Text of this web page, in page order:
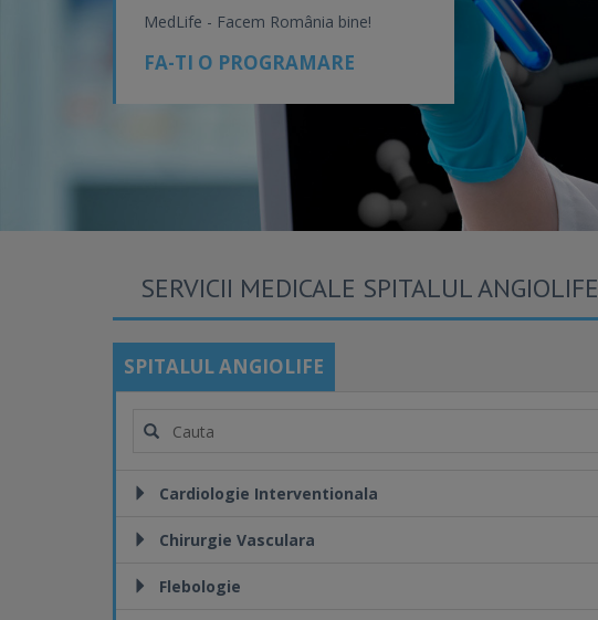
MedLife - Facem România bine!
FA-TI O PROGRAMARE
SERVICII MEDICALE SPITALUL ANGIOLIFE
SPITALUL ANGIOLIFE
Cardiologie Interventionala
Chirurgie Vasculara
Flebologie